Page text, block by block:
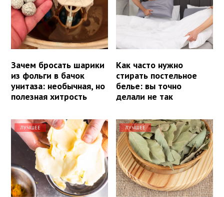
Зачем бросать шарики
из фольги в бачок
унитаза: необычная, но
полезная хитрость
Как часто нужно
стирать постельное
белье: вы точно
делали не так
ЛУЧШЕЕ ЛУЧШЕЕ